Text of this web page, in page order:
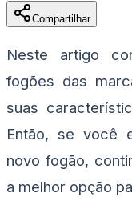
Compartilhar
Neste artigo
fogões das
suas
Então, se você
novo fogão,
a melhor opção